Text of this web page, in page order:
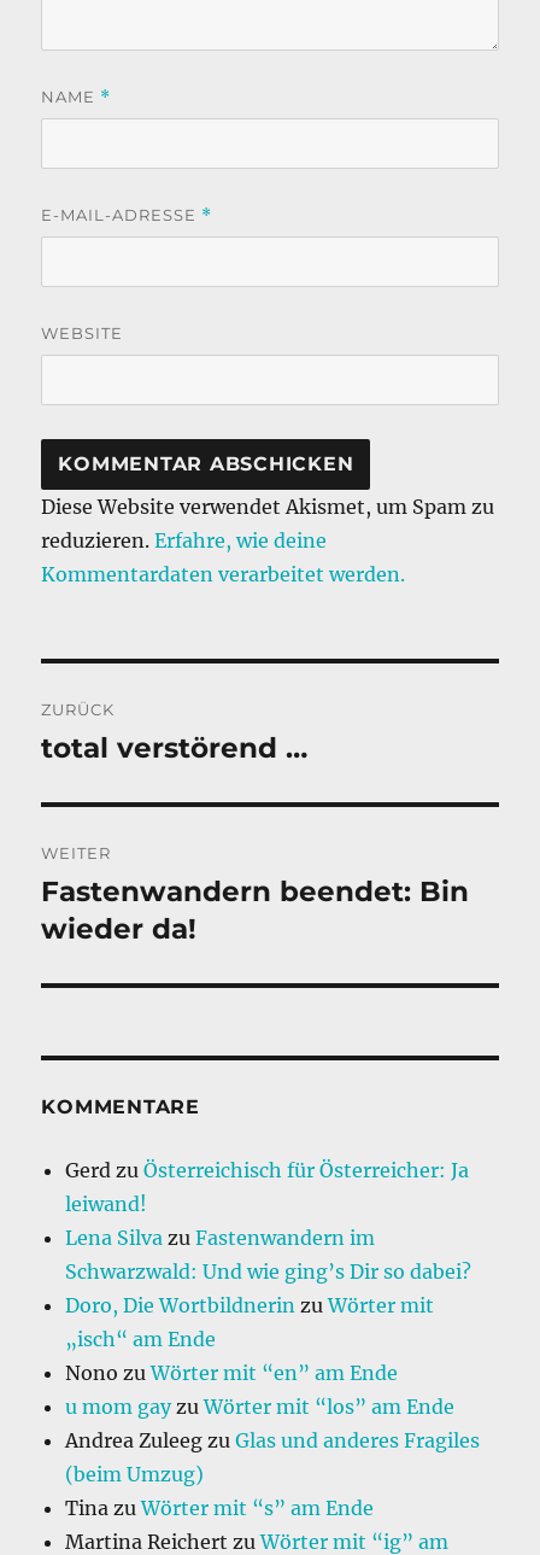
NAME *
E-MAIL-ADRESSE *
WEBSITE
Diese Website verwendet Akismet, um Spam zu
reduzieren.Erfahre, wie deine
Kommentardaten verarbeitet werden.
ZURÜCK
Vorheriger
total verstörend …
WEITER
Nächster
Beitrag:
Fastenwandern beendet: Bin
wieder da!
KOMMENTARE
Gerd zuÖsterreichisch für Österreicher: Ja
leiwand!
Lena Silva zuFastenwandern im
Schwarzwald: Und wie ging’s Dir so dabei?
Doro, Die Wortbildnerin zuWörter mit
„isch“ am Ende
Nono zuWörter mit “en” am Ende
u mom gayzuWörter mit “los” am Ende
Andrea Zuleeg zuGlas und anderes Fragiles
(beim Umzug)
Tina zuWörter mit “s” am Ende
Martina Reichert zuWörter mit “ig” am